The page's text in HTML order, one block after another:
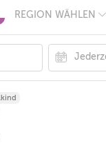
REGION WÄHLEN
MÜNCHEN
HAMBURG
FRANKFURT
KÖLN